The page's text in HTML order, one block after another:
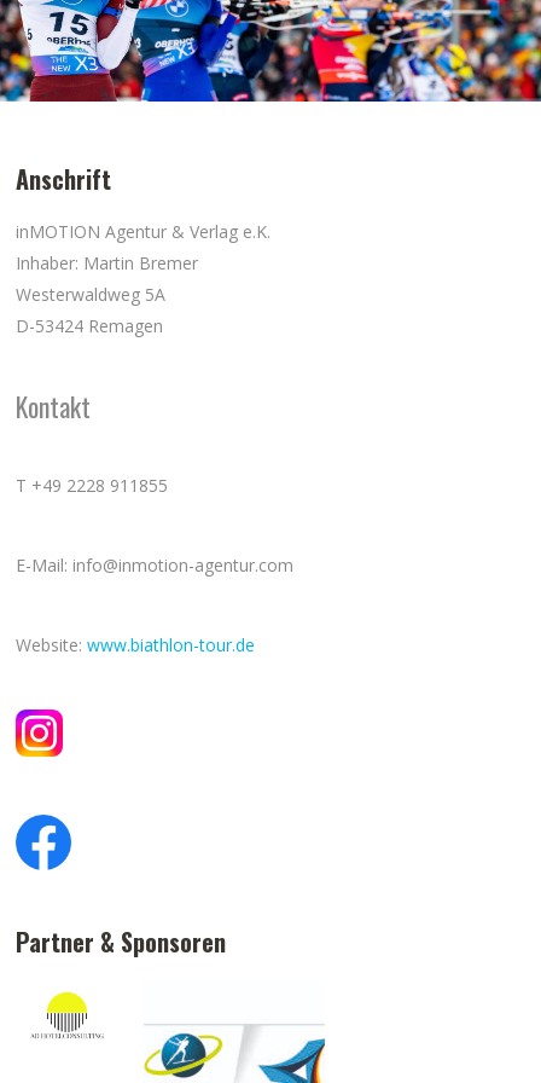
Anschrift
inMOTION Agentur & Verlag e.K.
Inhaber: Martin Bremer
Westerwaldweg 5A
D-53424 Remagen
Kontakt
T +49 2228 911855
E-Mail: info@inmotion-agentur.com
Website:www.biathlon-tour.de
Partner & Sponsoren